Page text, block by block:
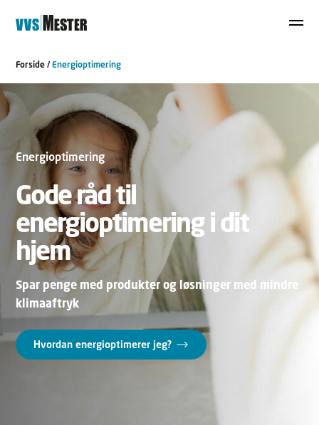
Forside /Energioptimering
Energioptimering
Gode råd til
energioptimering i dit
hjem
Spar penge med produkter og løsninger med mindre
klimaaftryk
Hvordan energioptimerer jeg?